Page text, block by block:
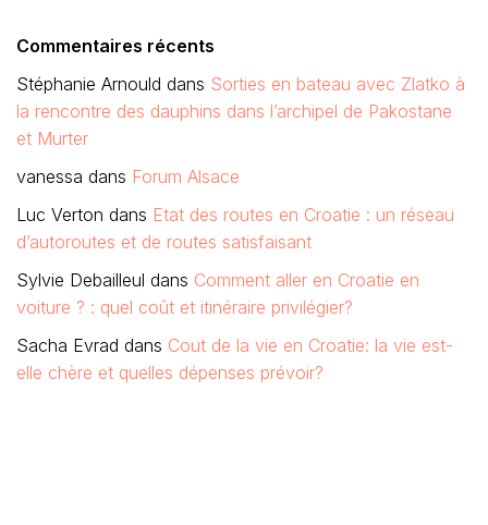
Commentaires récents
Stéphanie Arnould dans Sorties en bateau avec Zlatko à
la rencontre des dauphins dans l’archipel de Pakostane
et Murter
vanessa dans Forum Alsace
Luc Verton dans Etat des routes en Croatie : un réseau
d’autoroutes et de routes satisfaisant
Sylvie Debailleul dans Comment aller en Croatie en
voiture ? : quel coût et itinéraire privilégier?
Sacha Evrad dans Cout de la vie en Croatie: la vie est-
elle chère et quelles dépenses prévoir?